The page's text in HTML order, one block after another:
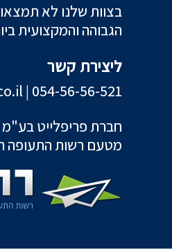
בצוות שלנו לא
הגבוהה והמקצועית
ליצירת קשר
054-56-56-521
|
חברת פריפלייט
מטעם רשות התעופה